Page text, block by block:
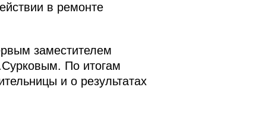
в ремонте
заместителем
По итогам
и о результатах